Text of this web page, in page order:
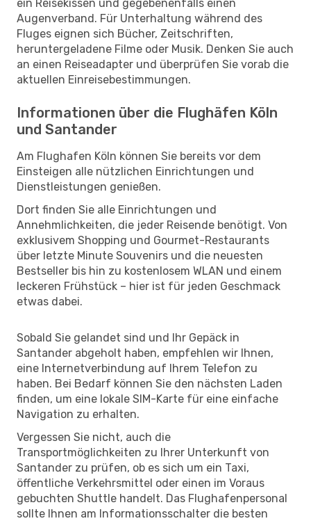
ein Reisekissen und gegebenenfalls einen
Augenverband. Für Unterhaltung während des
Fluges eignen sich Bücher, Zeitschriften,
heruntergeladene Filme oder Musik. Denken Sie auch
an einen Reiseadapter und überprüfen Sie vorab die
aktuellen Einreisebestimmungen.
Informationen über die Flughäfen Köln
und Santander
Am Flughafen Köln können Sie bereits vor dem
Einsteigen alle nützlichen Einrichtungen und
Dienstleistungen genießen.
Dort finden Sie alle Einrichtungen und
Annehmlichkeiten, die jeder Reisende benötigt. Von
exklusivem Shopping und Gourmet-Restaurants
über letzte Minute Souvenirs und die neuesten
Bestseller bis hin zu kostenlosem WLAN und einem
leckeren Frühstück – hier ist für jeden Geschmack
etwas dabei.
Sobald Sie gelandet sind und Ihr Gepäck in
Santander abgeholt haben, empfehlen wir Ihnen,
eine Internetverbindung auf Ihrem Telefon zu
haben. Bei Bedarf können Sie den nächsten Laden
finden, um eine lokale SIM-Karte für eine einfache
Navigation zu erhalten.
Vergessen Sie nicht, auch die
Transportmöglichkeiten zu Ihrer Unterkunft von
Santander zu prüfen, ob es sich um ein Taxi,
öffentliche Verkehrsmittel oder einen im Voraus
gebuchten Shuttle handelt. Das Flughafenpersonal
sollte Ihnen am Informationsschalter die besten